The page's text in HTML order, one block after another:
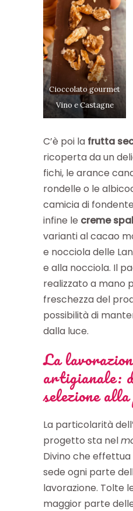
Cioccolato gourmet
Vino e Castagne
C’è poi la frutta
ricoperta da un
fichi, le arance
rondelle o le
camicia di
infine le creme
varianti al cacao
e nocciola delle
e alla nocciola. Il
realizzato a mano
freschezza del
possibilità di
dalla luce.
La
artigianale:
selezione
La particolarità
progetto sta nel
Divino che
sede ogni parte
lavorazione. Tolte
maggior parte